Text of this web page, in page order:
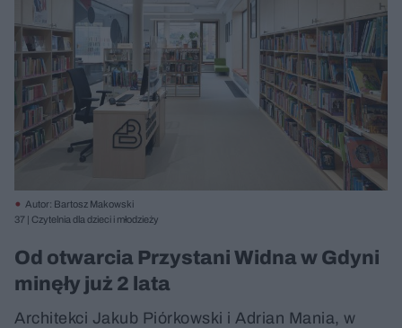
Autor: Bartosz Makowski
37 | Czytelnia dla dzieci i młodzieży
Od otwarcia Przystani Widna w Gdyni
minęły już 2 lata
Architekci Jakub Piórkowski i Adrian Mania, w